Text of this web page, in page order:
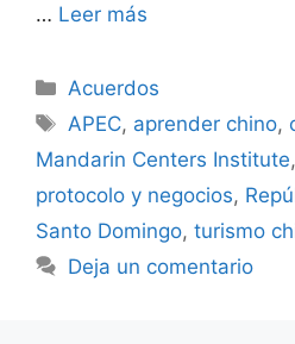
… Leer más
Acuerdos
APEC, aprender chino,
Mandarin Centers Institute,
protocolo y negocios,
Santo Domingo, turismo
Deja un comentario